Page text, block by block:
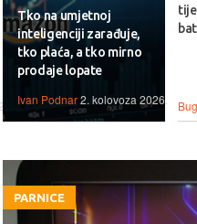
Tko na umjetnoj
inteligenciji zarađuje,
tko plaća, a tko mirno
prodaje lopate
Ivan Podnar2. kolovoza 2026.
PARNICE